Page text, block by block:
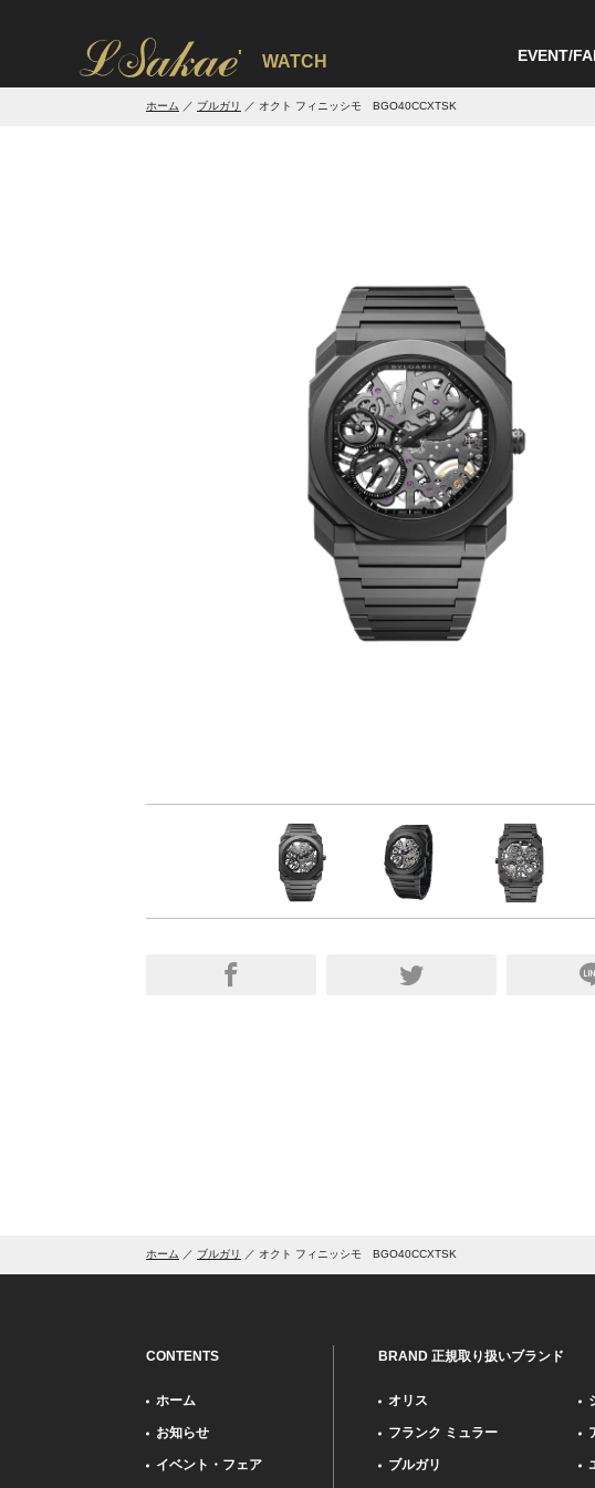
' WATCH
EVENT/
ホーム ブルガリ オクト フィニッシモ BGO40CCXTSK
ホーム ブルガリ オクト フィニッシモ BGO40CCXTSK
CONTENTS
ホーム
お知らせ
イベント・フェア
BRAND 正規取り扱いブランド
オリス
フランク ミュラー
ブルガリ